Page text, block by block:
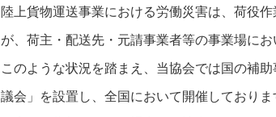
陸上貨物運送事業における労働災害は、荷役
が、荷主・配送先・元請事業者等の事業場にお
このような状況を踏まえ、当協会では国の補
議会」を設置し、全国において開催しておりま